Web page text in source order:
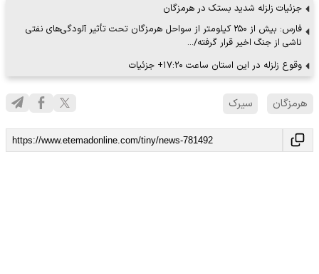
جزئیات زلزله شدید بستک در هرمزگان
فارس: بیش از ۲۵۰ کیلومتر از سواحل هرمزگان تحت تأثیر آلودگی‌های نفتی
ناشی از جنگ اخیر قرار گرفته/…
وقوع زلزله در این استان ساعت ۱۷:۲۰+ جزئیات
هرمزگان سیرک